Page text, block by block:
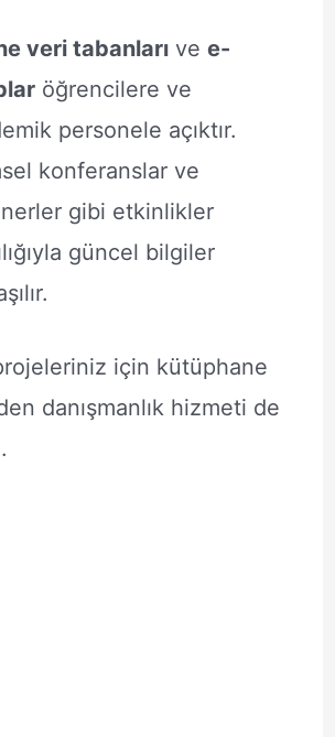
veri tabanlarıve e-
öğrencilere ve
personele açıktır.
konferanslar ve
gibi etkinlikler
güncel bilgiler
için kütüphane
danışmanlık hizmeti de